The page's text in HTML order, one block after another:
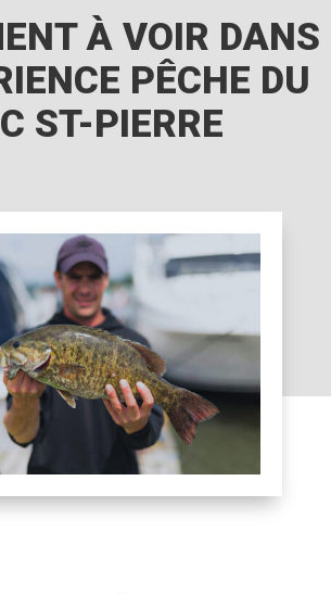
À VOIR DANS
PÊCHE DU
ST-PIERRE